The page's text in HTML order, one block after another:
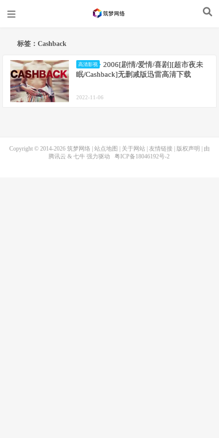
标签：Cashback
高清影视
2006[剧情/爱情/喜剧][超市夜未
眠/Cashback]无删减版迅雷高清下载
2022-11-06
Copyright © 2014-2026 筑梦网络 站点地图 关于网站 友情链接 版权声明
| 由
腾讯云 & 七牛强力驱动 粤ICP备18046192号-2